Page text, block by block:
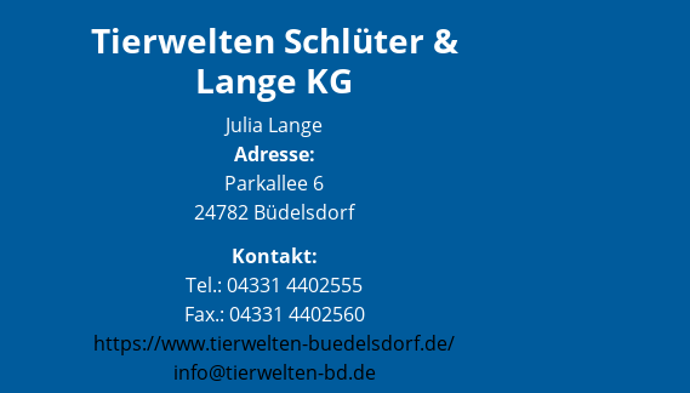
Tierwelten Schlüter &
Lange KG
Julia Lange
Adresse:
Parkallee 6
24782 Büdelsdorf
Kontakt:
Tel.: 04331 4402555
Fax.: 04331 4402560
https://www.tierwelten-buedelsdorf.de/
info@tierwelten-bd.de